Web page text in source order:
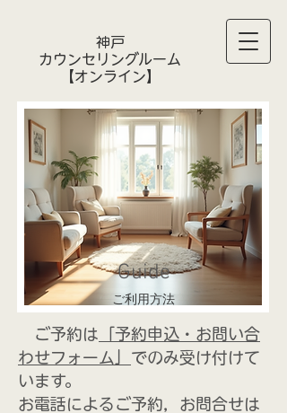
神戸
カウンセリングルーム
​【オンライン】
Guide
ご利用方法
ご予約は 「予約申込・お問い合
わせフォーム」 でのみ受け付けて
います。
お電話によるご予約，お問合せは